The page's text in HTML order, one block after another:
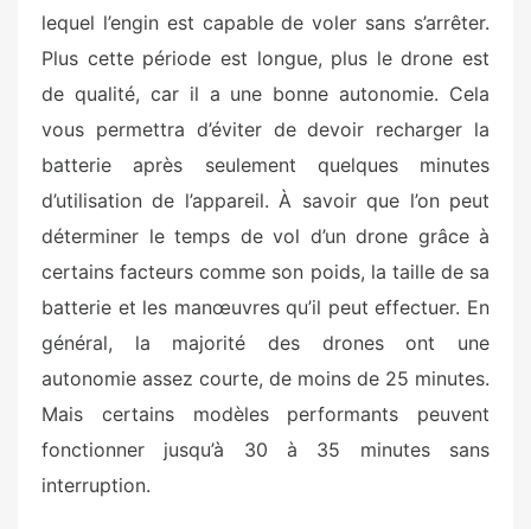
lequel l’engin est capable de voler sans s’arrêter.
Plus cette période est longue, plus le drone est
de qualité, car il a une bonne autonomie. Cela
vous permettra d’éviter de devoir recharger la
batterie après seulement quelques minutes
d’utilisation de l’appareil. À savoir que l’on peut
déterminer le temps de vol d’un drone grâce à
certains facteurs comme son poids, la taille de sa
batterie et les manœuvres qu’il peut effectuer. En
général, la majorité des drones ont une
autonomie assez courte, de moins de 25 minutes.
Mais certains modèles performants peuvent
fonctionner jusqu’à 30 à 35 minutes sans
interruption.